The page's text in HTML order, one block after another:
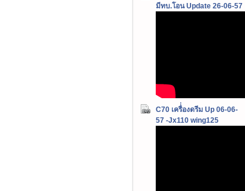
มีทบ.โอน Update 26-06-57
C70 เครื่่องดรีม Up 06-06-
57 -Jx110 wing125